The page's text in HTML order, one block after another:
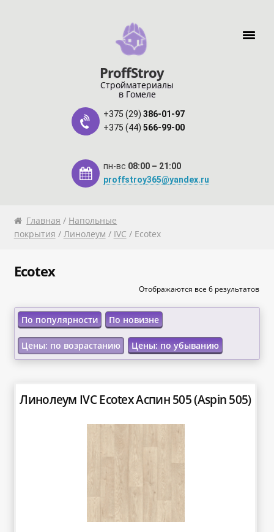
Перейти к содержимому
ProffStroy
Стройматериалы
в Гомеле
+375 (29) 386-01-97
+375 (44) 566-99-00
пн-вс 08:00 – 21:00
proffstroy365@yandex.ru
Главная
«Карта МАГНИТ»
«Карта Покупок»
Главная / Напольные
покрытия / Линолеум / IVC / Ecotex
Ecotex
По популярности По новизне
Цены: по возрастанию Цены: по убыванию
Отображаются все 6 результатов
Линолеум IVC Ecotex Аспин 505 (Aspin 505)